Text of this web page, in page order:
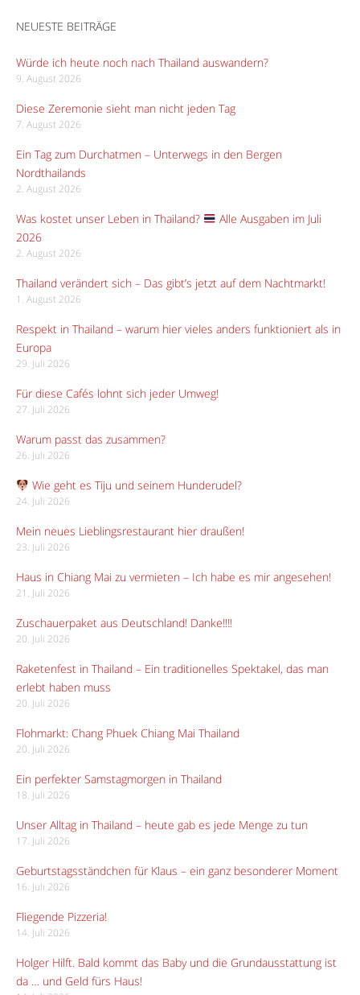
NEUESTE BEITRÄGE
Würde ich heute noch nach Thailand auswandern?
9. August 2026
Diese Zeremonie sieht man nicht jeden Tag
7. August 2026
Ein Tag zum Durchatmen – Unterwegs in den Bergen
Nordthailands
2. August 2026
Was kostet unser Leben in Thailand?
Alle Ausgaben im Juli
2026
2. August 2026
Thailand verändert sich – Das gibt’s jetzt auf dem Nachtmarkt!
1. August 2026
Respekt in Thailand – warum hier vieles anders funktioniert als in
Europa
29. Juli 2026
Für diese Cafés lohnt sich jeder Umweg!
27. Juli 2026
Warum passt das zusammen?
26. Juli 2026
Wie geht es Tiju und seinem Hunderudel?
24. Juli 2026
Mein neues Lieblingsrestaurant hier draußen!
23. Juli 2026
Haus in Chiang Mai zu vermieten – Ich habe es mir angesehen!
21. Juli 2026
Zuschauerpaket aus Deutschland! Danke!!!!
20. Juli 2026
Raketenfest in Thailand – Ein traditionelles Spektakel, das man
erlebt haben muss
20. Juli 2026
Flohmarkt: Chang Phuek Chiang Mai Thailand
20. Juli 2026
Ein perfekter Samstagmorgen in Thailand
18. Juli 2026
Unser Alltag in Thailand – heute gab es jede Menge zu tun
17. Juli 2026
Geburtstagsständchen für Klaus – ein ganz besonderer Moment
16. Juli 2026
Fliegende Pizzeria!
14. Juli 2026
Holger Hilft. Bald kommt das Baby und die Grundausstattung ist
da … und Geld fürs Haus!